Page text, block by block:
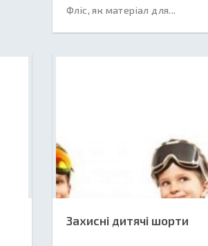
Фліс, як матеріал для...
Захисні дитячі шорти